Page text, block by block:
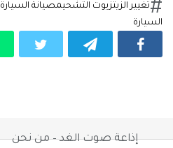
تغيير الزيتزيوت التشحيمصيانة السيارة
السيارة
إذاعة صوت الغد – من نحن